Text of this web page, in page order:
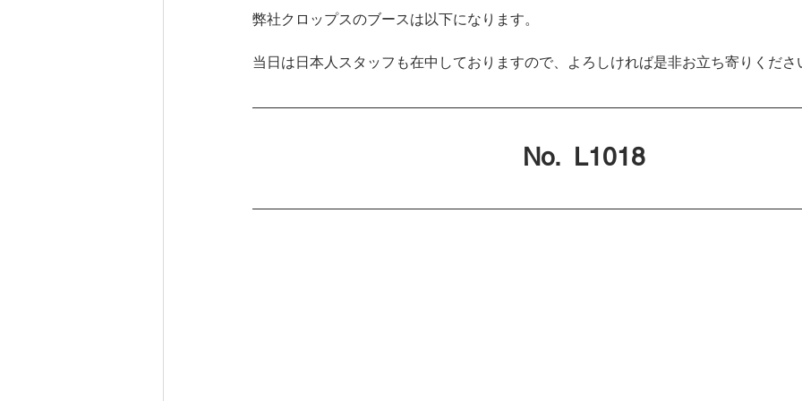
弊社クロップスのブースは以下になります。
当日は日本人スタッフも在中しておりますので、よろしければ是非お立ち寄りくださ
No.  L1018